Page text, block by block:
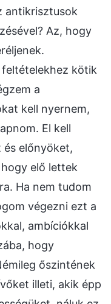
antikrisztusok
Az, hogy
kötik
a
kell nyernem,
El kell
és előnyöket,
elő lettek
Ha nem tudom
végezni ezt a
ambíciókkal
hogy
őszintének
illeti, akik épp